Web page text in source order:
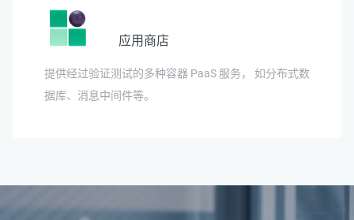
应用商店
提供经过验证测试的多种容器 PaaS 服务， 如分布式数
据库、消息中间件等。